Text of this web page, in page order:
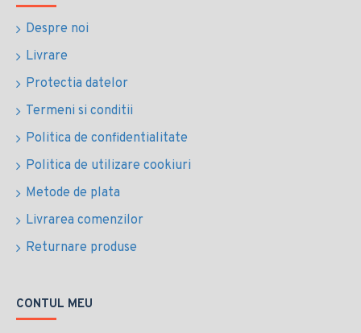
Despre noi
Livrare
Protectia datelor
Termeni si conditii
Politica de confidentialitate
Politica de utilizare cookiuri
Metode de plata
Livrarea comenzilor
Returnare produse
CONTUL MEU